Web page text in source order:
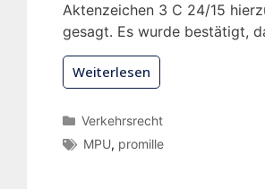
Aktenzeichen 3 C 24/15
gesagt. Es wurde bestätigt,
Weiterlesen
Verkehrsrecht
MPU, promille